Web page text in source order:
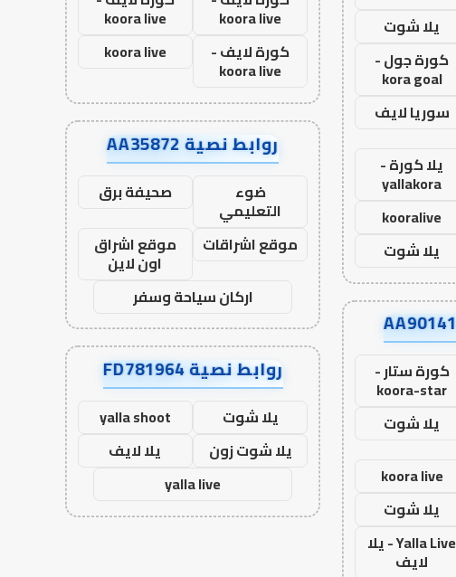
يلا شوت
كورة جول -
kora goal
سوريا لايف
يلا كورة -
yallakora
kooralive
يلا شوت
كورة ستار -
koora-star
يلا شوت
koora live
يلا شوت
Yalla Live - يلا
لايف
koora live
koora live
كورة لايف -
koora live
koora live
روابط نصية AA35872
ضوء
التعليمي
صحيفة برق
موقع اشراقات
موقع اشراق
اون لاين
اركان سياحة وسفر
روابط نصية FD781964
يلا شوت
yalla shoot
يلا شوت زون
يلا لايف
yalla live